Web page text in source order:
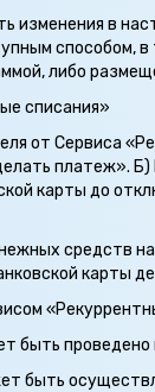
изменения в
способом,
либо
списания»
от Сервиса
платеж».
карты до
средств
карты
быть
быть